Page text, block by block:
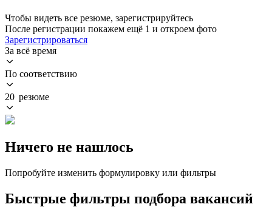
Чтобы видеть все резюме, зарегистрируйтесь
После регистрации покажем ещё 1 и откроем фото
Зарегистрироваться
За всё время
По соответствию
20 резюме
Ничего не нашлось
Попробуйте изменить формулировку или фильтры
Быстрые фильтры подбора вакансий